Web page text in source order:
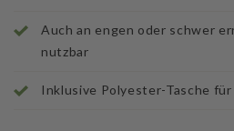
Auch an engen oder schwer
nutzbar
Inklusive Polyester-Tasche